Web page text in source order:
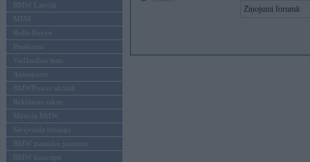
BMW Latvijā
MINI
Rolls-Royce
Pasākumi
Vadāmības tests
Autosports
BMWPower aktuāli
Reklāmas raksti
Mēneša BMW
Sērijveida tūnings
BMW pasaules jaunumi
BMW koncepti
Ziņojumi forumā: